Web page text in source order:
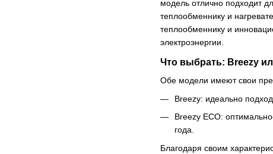
модель отлично подходит
теплообменнику и
теплообменнику и
электроэнергии.
Что выбрать: Breezy
Обе модели имеют свои
Breezy: идеально
Breezy ECO:
года.
Благодаря своим